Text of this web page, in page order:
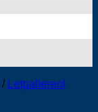
/ Letpallereol